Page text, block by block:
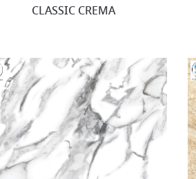
CLASSIC CREMA